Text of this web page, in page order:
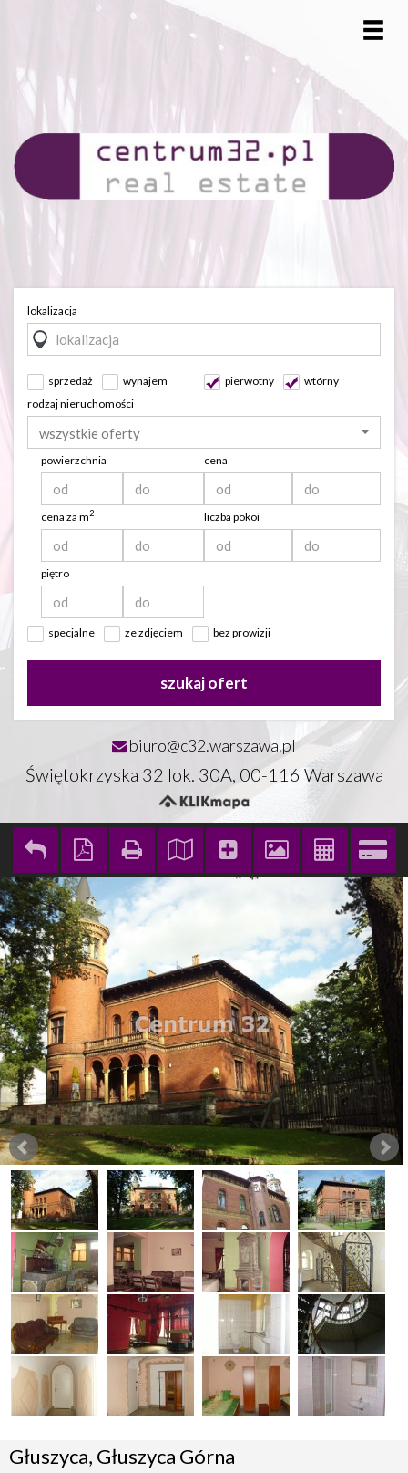
lokalizacja
sprzedaż wynajem pierwotny
wtórny
rodzaj nieruchomości
wszystkie oferty
powierzchnia cena
cena za m2 liczba pokoi
piętro
specjalne ze zdjęciem bez prowizji
szukaj ofert
biuro@c32.warszawa.pl
Świętokrzyska 32 lok. 30A, 00-116 Warszawa
Głuszyca, Głuszyca Górna